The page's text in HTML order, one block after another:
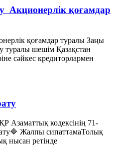
Акционерлік қоғамдар
қоғамдар туралы Заңы
туралы шешім Қазақстан
сәйкес кредиторлармен
Азаматтық кодексінің 71-
Жалпы сипаттамаТолық
нысан ретінде